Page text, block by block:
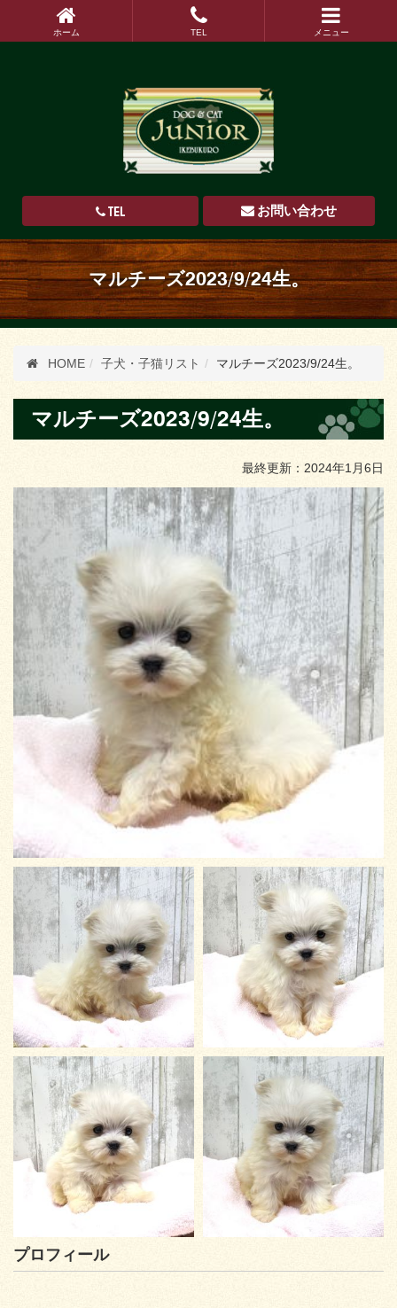
TEL お問い合わせ
ホーム TEL メニュー
マルチーズ2023/9/24生。
HOME 子犬・子猫リスト マルチーズ2023/9/24生。
マルチーズ2023/9/24生。
最終更新：2024年1月6日
プロフィール